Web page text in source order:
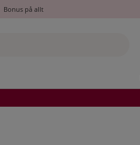
Bonus på allt